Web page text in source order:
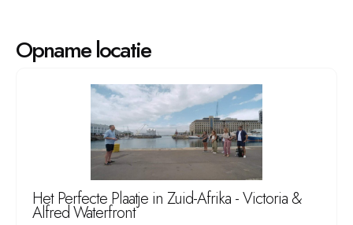
Opname locatie
Het Perfecte Plaatje in Zuid-Afrika - Victoria &
Alfred Waterfront